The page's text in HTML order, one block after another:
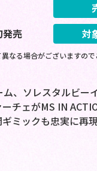
発売 対
なる場合がございますの
、ソレスタルビ
チェがMS IN
ミックも忠実に再